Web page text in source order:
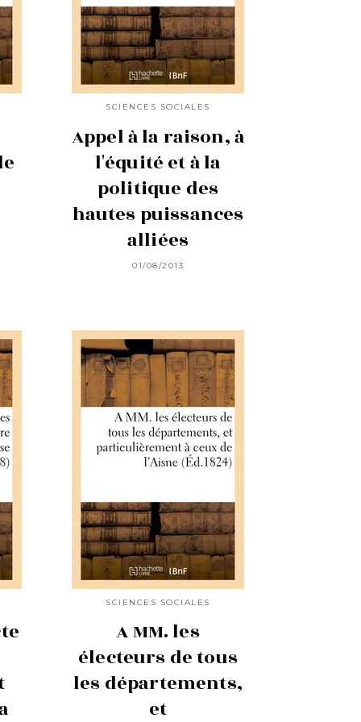
SCIENCES SOCIALES
Appel à la raison, à
l'équité et à la
politique des
hautes puissances
alliées
01/08/2013
SCIENCES SOCIALES
A MM. les
électeurs de tous
les départements,
et